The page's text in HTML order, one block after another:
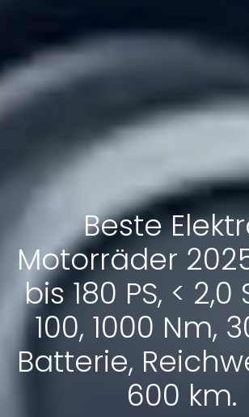
Beste
Motorräder
bis 180 PS, < 2,0
100, 1000 Nm,
Batterie,
600 km.